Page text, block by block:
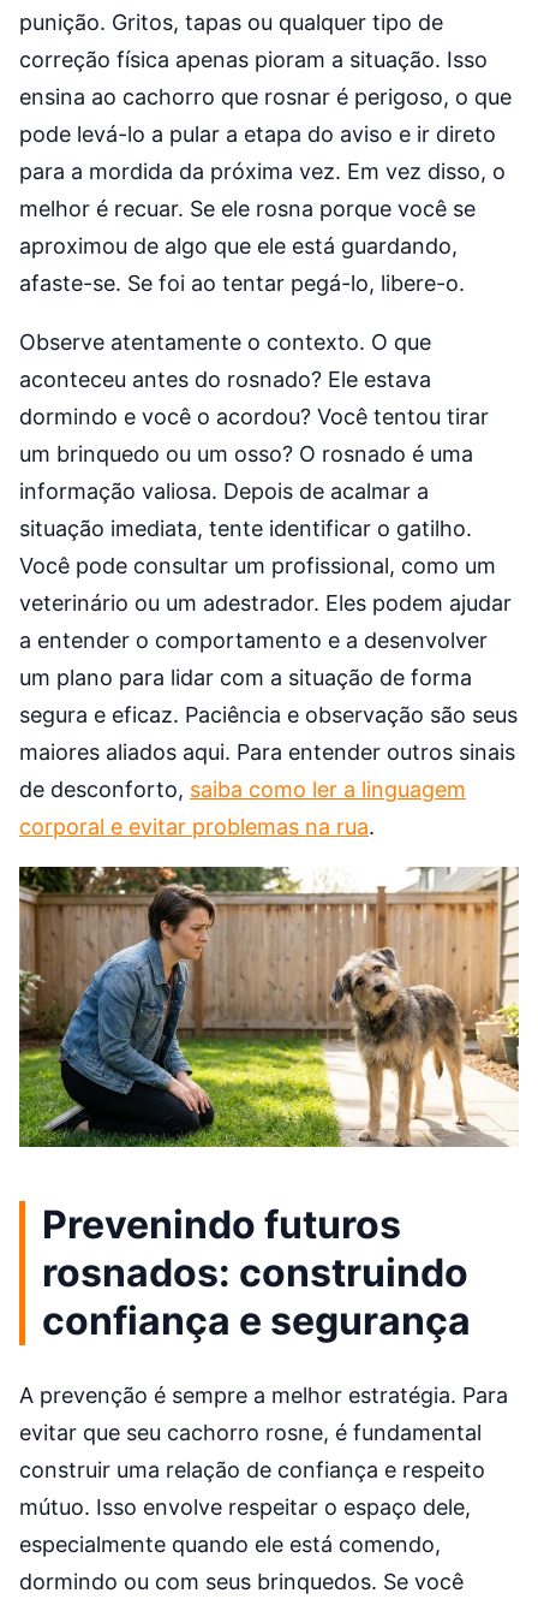
punição. Gritos, tapas ou qualquer tipo de
correção física apenas pioram a situação. Isso
ensina ao cachorro que rosnar é perigoso, o que
pode levá-lo a pular a etapa do aviso e ir direto
para a mordida da próxima vez. Em vez disso, o
melhor é recuar. Se ele rosna porque você se
aproximou de algo que ele está guardando,
afaste-se. Se foi ao tentar pegá-lo, libere-o.
Observe atentamente o contexto. O que
aconteceu antes do rosnado? Ele estava
dormindo e você o acordou? Você tentou tirar
um brinquedo ou um osso? O rosnado é uma
informação valiosa. Depois de acalmar a
situação imediata, tente identificar o gatilho.
Você pode consultar um profissional, como um
veterinário ou um adestrador. Eles podem ajudar
a entender o comportamento e a desenvolver
um plano para lidar com a situação de forma
segura e eficaz. Paciência e observação são seus
maiores aliados aqui. Para entender outros sinais
de desconforto, saiba como ler a linguagem
corporal e evitar problemas na rua.
Prevenindo futuros
rosnados: construindo
confiança e segurança
A prevenção é sempre a melhor estratégia. Para
evitar que seu cachorro rosne, é fundamental
construir uma relação de confiança e respeito
mútuo. Isso envolve respeitar o espaço dele,
especialmente quando ele está comendo,
dormindo ou com seus brinquedos. Se você